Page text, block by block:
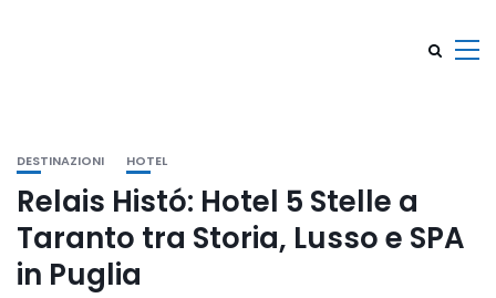
DESTINAZIONI HOTEL
Relais Histó: Hotel 5 Stelle a
Taranto tra Storia, Lusso e SPA
in Puglia